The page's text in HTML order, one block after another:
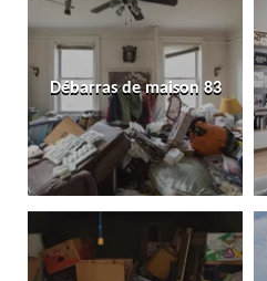
Débarras de maison 83